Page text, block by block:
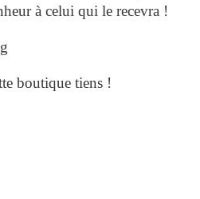
à celui qui le recevra !
boutique tiens !